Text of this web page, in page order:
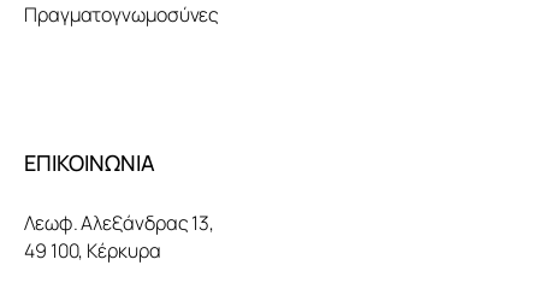
Πραγματογνωμοσύνες
ΕΠΙΚΟΙΝΩΝΙΑ
Λεωφ. Αλεξάνδρας 13,
49 100, Κέρκυρα